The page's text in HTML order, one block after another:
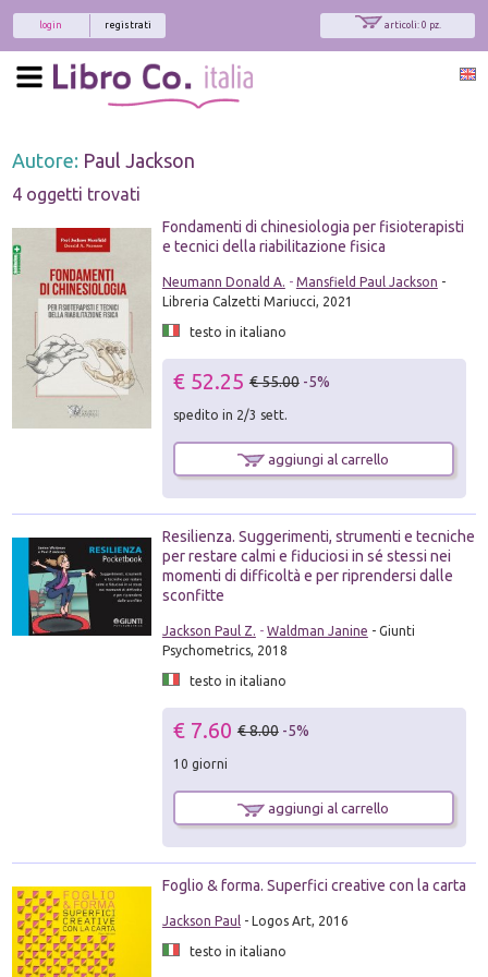
articoli: 0 pz.
registrati
login
Autore: Paul Jackson
4 oggetti trovati
Fondamenti di chinesiologia per fisioterapisti
e tecnici della riabilitazione fisica
Neumann Donald A. - Mansfield Paul Jackson -
Libreria Calzetti Mariucci, 2021
testo in italiano
€ 52.25 € 55.00 -5%
spedito in 2/3 sett.
aggiungi al carrello
Resilienza. Suggerimenti, strumenti e tecniche
per restare calmi e fiduciosi in sé stessi nei
momenti di difficoltà e per riprendersi dalle
sconfitte
Jackson Paul Z. - Waldman Janine - Giunti
Psychometrics, 2018
testo in italiano
€ 7.60 € 8.00 -5%
10 giorni
aggiungi al carrello
Foglio & forma. Superfici creative con la carta
Jackson Paul- Logos Art, 2016
testo in italiano